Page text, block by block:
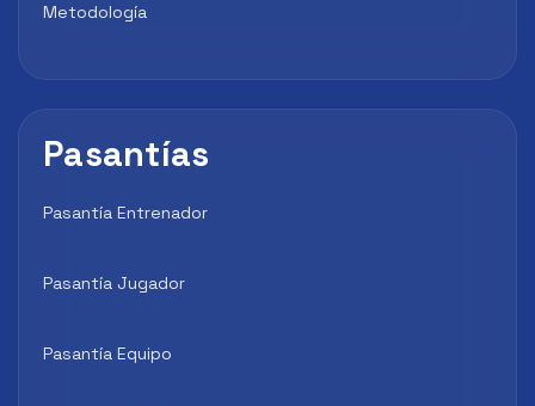
Metodología
Pasantías
Pasantía Entrenador
Pasantía Jugador
Pasantía Equipo